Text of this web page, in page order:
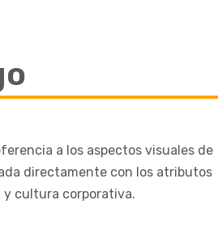
a los aspectos visuales de
directamente con los atributos
cultura corporativa.